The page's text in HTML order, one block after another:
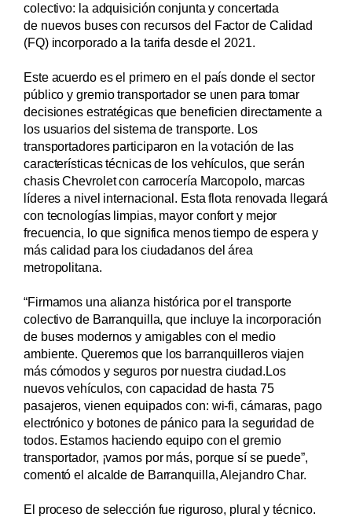
colectivo: la adquisición conjunta y concertada
de nuevos buses con recursos del Factor de Calidad
(FQ) incorporado a la tarifa desde el 2021.
Este acuerdo es el primero en el país donde el sector
público y gremio transportador se unen para tomar
decisiones estratégicas que beneficien directamente a
los usuarios del sistema de transporte. Los
transportadores participaron en la votación de las
características técnicas de los vehículos, que serán
chasis Chevrolet con carrocería Marcopolo, marcas
líderes a nivel internacional. Esta flota renovada llegará
con tecnologías limpias, mayor confort y mejor
frecuencia, lo que significa menos tiempo de espera y
más calidad para los ciudadanos del área
metropolitana.
“Firmamos una alianza histórica por el transporte
colectivo de Barranquilla, que incluye la incorporación
de buses modernos y amigables con el medio
ambiente. Queremos que los barranquilleros viajen
más cómodos y seguros por nuestra ciudad.Los
nuevos vehículos, con capacidad de hasta 75
pasajeros, vienen equipados con: wi-fi, cámaras, pago
electrónico y botones de pánico para la seguridad de
todos. Estamos haciendo equipo con el gremio
transportador, ¡vamos por más, porque sí se puede”,
comentó el alcalde de Barranquilla, Alejandro Char.
El proceso de selección fue riguroso, plural y técnico.